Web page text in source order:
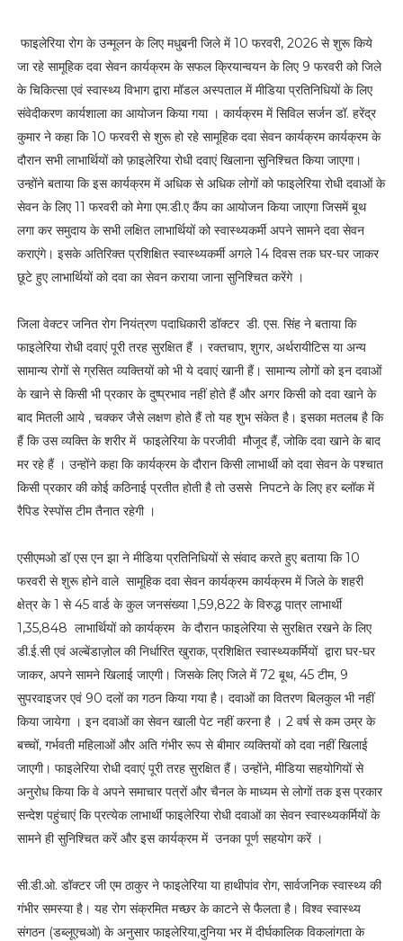
फाइलेरिया रोग के उन्मूलन के लिए मधुबनी जिले में 10 फरवरी, 2026 से शुरू किये
जा रहे सामूहिक दवा सेवन कार्यक्रम के सफल क्रियान्वयन के लिए 9 फरवरी को जिले
के चिकित्सा एवं स्वास्थ्य विभाग द्वारा मॉडल अस्पताल में मीडिया प्रतिनिधियों के लिए
संवेदीकरण कार्यशाला का आयोजन किया गया । कार्यक्रम में सिविल सर्जन डॉ. हरेंद्र
कुमार ने कहा कि 10 फरवरी से शुरू हो रहे सामूहिक दवा सेवन कार्यक्रम कार्यक्रम के
दौरान सभी लाभार्थियों को फ़ाइलेरिया रोधी दवाएं खिलाना सुनिश्चित किया जाएगा।
उन्होंने बताया कि इस कार्यक्रम में अधिक से अधिक लोगों को फाइलेरिया रोधी दवाओं के
सेवन के लिए 11 फरवरी को मेगा एम.डी.ए कैंप का आयोजन किया जाएगा जिसमें बूथ
लगा कर समुदाय के सभी लक्षित लाभार्थियों को स्वास्थ्यकर्मी अपने सामने दवा सेवन
कराएंगे। इसके अतिरिक्त प्रशिक्षित स्वास्थ्यकर्मी अगले 14 दिवस तक घर-घर जाकर
छूटे हुए लाभार्थियों को दवा का सेवन कराया जाना सुनिश्चित करेंगे ।
जिला वेक्टर जनित रोग नियंत्रण पदाधिकारी डॉक्टर डी. एस. सिंह ने बताया कि
फाइलेरिया रोधी दवाएं पूरी तरह सुरक्षित हैं । रक्तचाप, शुगर, अर्थरायीटिस या अन्य
सामान्य रोगों से ग्रसित व्यक्तियों को भी ये दवाएं खानी हैं। सामान्य लोगों को इन दवाओं
के खाने से किसी भी प्रकार के दुष्प्रभाव नहीं होते हैं और अगर किसी को दवा खाने के
बाद मितली आये , चक्कर जैसे लक्षण होते हैं तो यह शुभ संकेत है। इसका मतलब है कि
हैं कि उस व्यक्ति के शरीर में फाइलेरिया के परजीवी मौजूद हैं, जोकि दवा खाने के बाद
मर रहे हैं । उन्होंने कहा कि कार्यक्रम के दौरान किसी लाभार्थी को दवा सेवन के पश्चात
किसी प्रकार की कोई कठिनाई प्रतीत होती है तो उससे निपटने के लिए हर ब्लॉक में
रैपिड रेस्पोंस टीम तैनात रहेगी ।
एसीएमओ डॉ एस एन झा ने मीडिया प्रतिनिधियों से संवाद करते हुए बताया कि 10
फरवरी से शुरू होने वाले सामूहिक दवा सेवन कार्यक्रम कार्यक्रम में जिले के शहरी
क्षेत्र के 1 से 45 वार्ड के कुल जनसंख्या 1,59,822 के विरुद्ध पात्र लाभार्थी
1,35,848 लाभार्थियों को कार्यक्रम के दौरान फाइलेरिया से सुरक्षित रखने के लिए
डी.ई.सी एवं अल्बेंडाज़ोल की निर्धारित खुराक, प्रशिक्षित स्वास्थ्यकर्मियों द्वारा घर-घर
जाकर, अपने सामने खिलाई जाएगी। जिसके लिए जिले में 72 बूथ, 45 टीम, 9
सुपरवाइजर एवं 90 दलों का गठन किया गया है। दवाओं का वितरण बिलकुल भी नहीं
किया जायेगा । इन दवाओं का सेवन खाली पेट नहीं करना है । 2 वर्ष से कम उम्र के
बच्चों, गर्भवती महिलाओं और अति गंभीर रूप से बीमार व्यक्तियों को दवा नहीं खिलाई
जाएगी। फाइलेरिया रोधी दवाएं पूरी तरह सुरक्षित हैं। उन्होंने, मीडिया सहयोगियों से
अनुरोध किया कि वे अपने समाचार पत्रों और चैनल के माध्यम से लोगों तक इस प्रकार
सन्देश पहुंचाएं कि प्रत्येक लाभार्थी फाइलेरिया रोधी दवाओं का सेवन स्वास्थ्यकर्मियों के
सामने ही सुनिश्चित करें और इस कार्यक्रम में उनका पूर्ण सहयोग करें ।
सी.डी.ओ. डॉक्टर जी एम ठाकुर ने फाइलेरिया या हाथीपांव रोग, सार्वजनिक स्वास्थ्य की
गंभीर समस्या है। यह रोग संक्रमित मच्छर के काटने से फैलता है। विश्व स्वास्थ्य
संगठन (डब्लूएचओ) के अनुसार फाइलेरिया,दुनिया भर में दीर्घकालिक विकलांगता के